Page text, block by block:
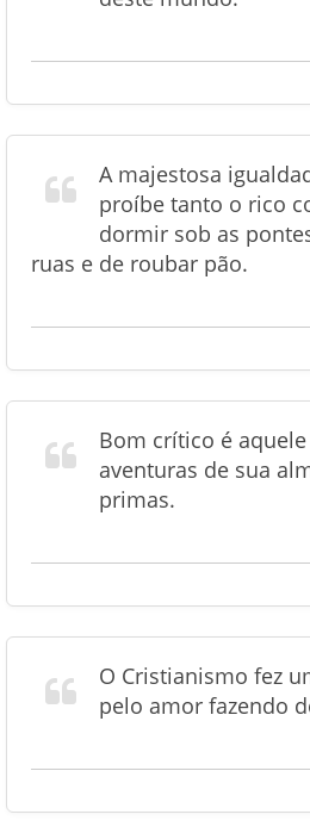
A majestosa
proíbe tanto o rico
dormir sob as
ruas e de roubar pão.
Bom crítico é
aventuras de sua
primas.
O Cristianismo fez
pelo amor fazendo